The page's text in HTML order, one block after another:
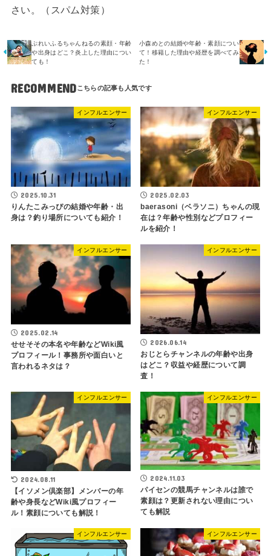
さい。（スパム対策）
ぷれいふるちゃんねるの素顔・年齢
や出身はどこ？炎上した理由につい
ても！
小森めとの結婚や年齢・素顔につい
て！移籍した理由や経歴を調べてみ
た！
RECOMMEND
インフルエンサー
2025.10.31
りんたこみっぴの結婚や年齢・出
身は？釣り場所についても紹介！
インフルエンサー
2025.02.03
baerasoni（ベラソニ）ちゃんの現
在は？年齢や性別などプロフィー
ルを紹介！
インフルエンサー
2025.02.14
せせそその本名や年齢などWiki風
プロフィール！事務所や面白いと
言われるネタは？
インフルエンサー
2026.06.14
おじとらチャンネルの年齢や出身
はどこ？収益や経歴について調
査！
インフルエンサー
2024.08.11
【イソメン倶楽部】メンバーの年
齢や身長などWiki風プロフィー
ル！素顔についても解説！
インフルエンサー
2024.11.03
パイセンの競馬チャンネルは誰で
素顔は？更新されない理由につい
ても解説
インフルエンサー インフルエンサー